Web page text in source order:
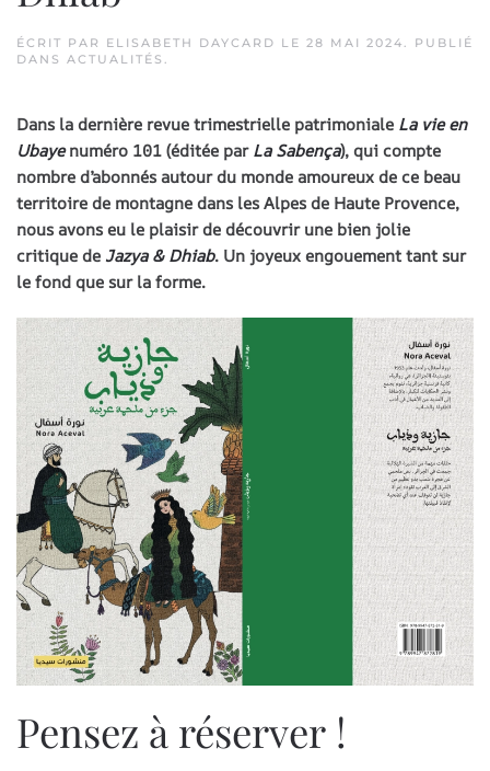
ÉCRIT PAR ELISABETH DAYCARD LE 28 MAI 2024. PUBLIÉ
DANS ACTUALITÉS .
Dans la dernière revue trimestrielle patrimoniale La vie en
Ubayenuméro 101 (éditée parLa Sabença), qui compte
nombre d’abonnés autour du monde amoureux de ce beau
territoire de montagne dans les Alpes de Haute Provence,
nous avons eu le plaisir de découvrir une bien jolie
critique de Jazya & Dhiab. Un joyeux engouement tant sur
le fond que sur la forme.
Pensez à réserver !